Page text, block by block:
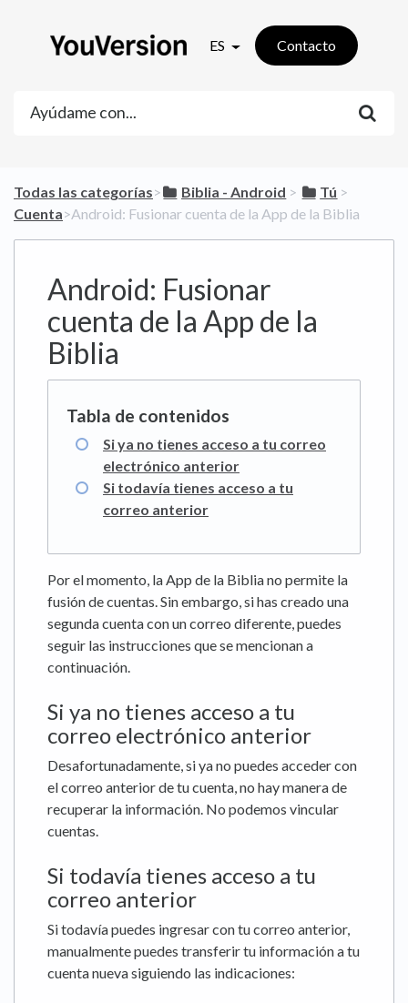
ES Contacto
Todas las categorías​>​ ​Biblia - Android ​ > ​ ​Tú ​ > ​
Cuenta​>​ Android: Fusionar cuenta de la App de la Biblia
Android: Fusionar
cuenta de la App de la
Biblia
Si ya no tienes acceso a tu correo
electrónico anterior
Si todavía tienes acceso a tu
correo anterior
Por el momento, la App de la Biblia no permite la
fusión de cuentas. Sin embargo, si has creado una
segunda cuenta con un correo diferente, puedes
seguir las instrucciones que se mencionan a
continuación.
Si ya no tienes acceso a tu
correo electrónico anterior
Desafortunadamente, si ya no puedes acceder con
el correo anterior de tu cuenta, no hay manera de
recuperar la información. No podemos vincular
cuentas.
Si todavía tienes acceso a tu
correo anterior
Si todavía puedes ingresar con tu correo anterior,
manualmente puedes transferir tu información a tu
cuenta nueva siguiendo las indicaciones: